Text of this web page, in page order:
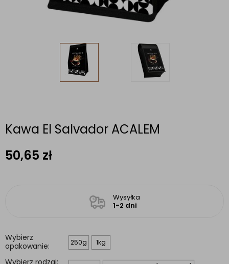
Kawa El Salvador ACALEM
50,65 zł
Wysyłka
1-2 dni
Wybierz
opakowanie:
250g 1kg
Wybierz rodzaj: